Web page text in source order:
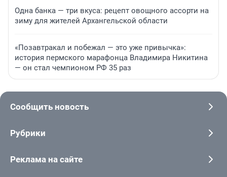
Одна банка — три вкуса: рецепт овощного ассорти на
зиму для жителей Архангельской области
«Позавтракал и побежал — это уже привычка»:
история пермского марафонца Владимира Никитина
— он стал чемпионом РФ 35 раз
Сообщить новость
Рубрики
Реклама на сайте